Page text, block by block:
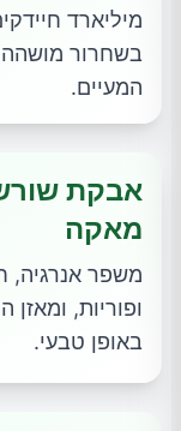
מיליארד
בשחרור מושהה
המעיים.
אבקת
מאקה
משפר אנרגיה,
ופוריות, ומאזן
באופן טבעי.